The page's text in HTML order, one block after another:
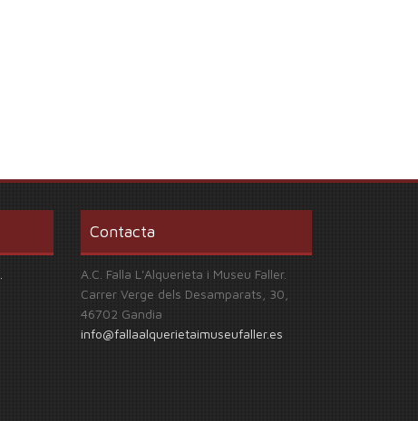
Contacta
A.C. Falla L'Alquerieta i Museu Faller.
Carrer Verge dels Desamparats, 30,
46702 Gandia
info@fallaalquerietaimuseufaller.es